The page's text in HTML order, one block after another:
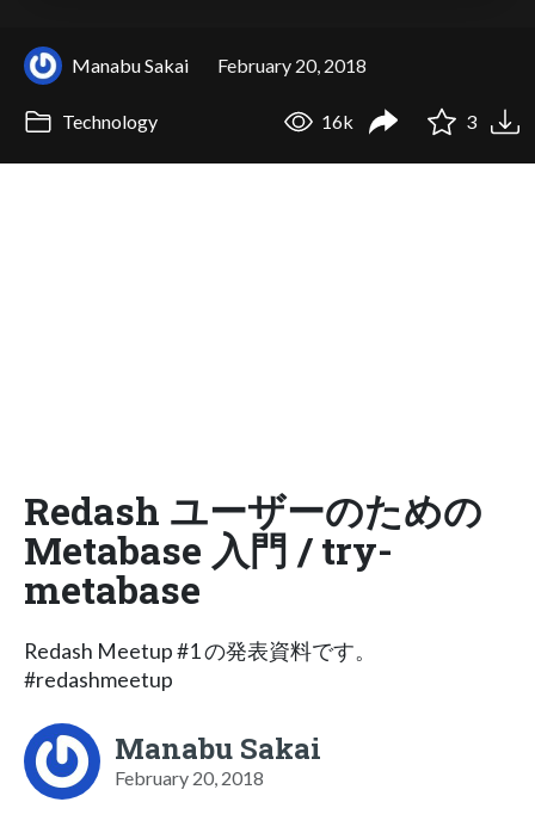
Manabu Sakai February 20, 2018
Technology 16k 3
Redash ユーザーのための
Metabase 入門 / try-
metabase
Redash Meetup #1 の発表資料です。
#redashmeetup
Manabu Sakai
February 20, 2018